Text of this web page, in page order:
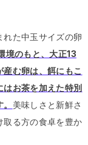
れた中玉サイズの卵
境のもと、大正13
む卵は、餌にもこ
はお茶を加えた特別
美味しさと新鮮さ
取る方の食卓を豊か